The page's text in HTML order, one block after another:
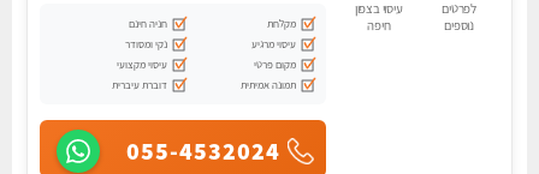
לפרטים
נוספים
עיסוי בצפון
חיפה
מקלחת
חניה חינם
עיסוי מרגיע
נקי ומסודר
מקום פרטי
עיסוי מקצועי
תמונה אמיתית
דוברת עיברית
055-4532024